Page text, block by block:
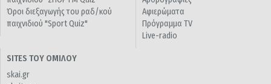
Όροι διεξαγωγής του ραδ/κού
παιχνιδιού "Sport Quiz"
Αφιερώματα
Πρόγραμμα TV
Live-radio
SITES ΤΟΥ ΟΜΙΛΟΥ
skai.gr